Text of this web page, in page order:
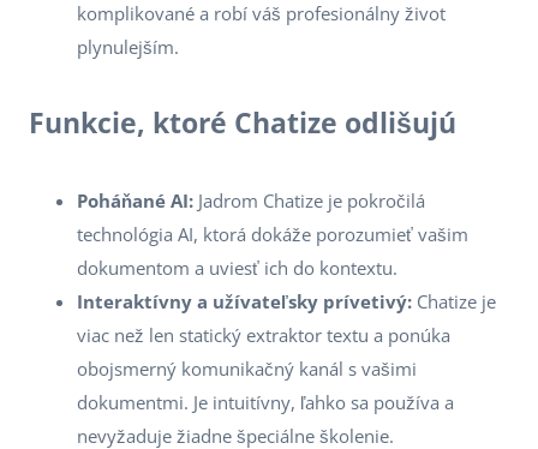
komplikované a robí váš profesionálny život
plynulejším.
Funkcie, ktoré Chatize odlišujú
Poháňané AI: Jadrom Chatize je pokročilá
technológia AI, ktorá dokáže porozumieť vašim
dokumentom a uviesť ich do kontextu.
Interaktívny a užívateľsky prívetivý: Chatize je
viac než len statický extraktor textu a ponúka
obojsmerný komunikačný kanál s vašimi
dokumentmi. Je intuitívny, ľahko sa používa a
nevyžaduje žiadne špeciálne školenie.